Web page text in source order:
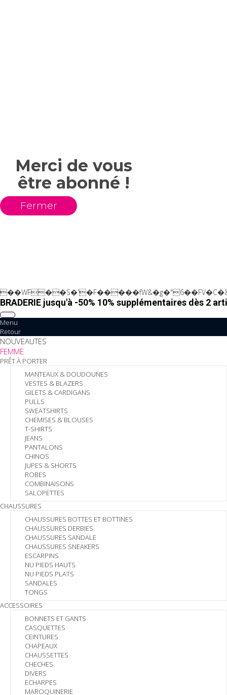
Merci de vous
être abonné !
Fermer
BRADERIE jusqu'à -50% 10% supplémentaires dès 2
Menu
Retour
NOUVEAUTES
FEMME
PRÊT À PORTER
MANTEAUX & DOUDOUNES
VESTES & BLAZERS
GILETS & CARDIGANS
PULLS
SWEATSHIRTS
CHEMISES & BLOUSES
T-SHIRTS
JEANS
PANTALONS
CHINOS
JUPES & SHORTS
ROBES
COMBINAISONS
SALOPETTES
CHAUSSURES
CHAUSSURES BOTTES ET BOTTINES
CHAUSSURES DERBIES
CHAUSSURES SANDALE
CHAUSSURES SNEAKERS
ESCARPINS
NU PIEDS HAUTS
NU PIEDS PLATS
SANDALES
TONGS
ACCESSOIRES
BONNETS ET GANTS
CASQUETTES
CEINTURES
CHAPEAUX
CHAUSSETTES
CHECHES
DIVERS
ECHARPES
MAROQUINERIE